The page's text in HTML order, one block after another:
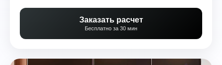
Заказать расчет
Бесплатно за 30 мин